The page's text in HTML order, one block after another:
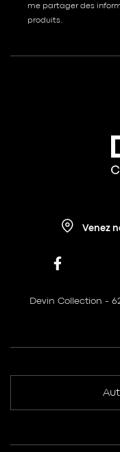
me partager des
produits.
Venez
Devin Collection -